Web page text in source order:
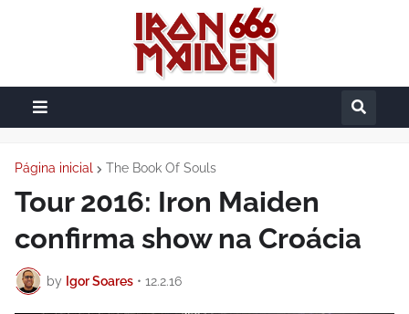
Página inicial The Book Of Souls
Tour 2016: Iron Maiden
confirma show na Croácia
by Igor Soares • 12.2.16